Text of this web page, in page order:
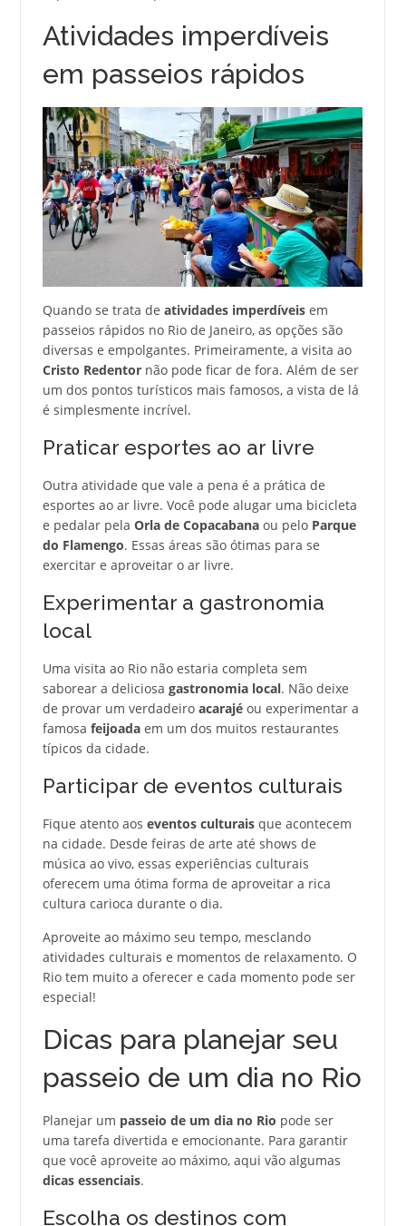
Atividades imperdíveis
em passeios rápidos
Quando se trata de atividades imperdíveisem
passeios rápidos no Rio de Janeiro, as opções são
diversas e empolgantes. Primeiramente, a visita ao
Cristo Redentornão pode ficar de fora. Além de ser
um dos pontos turísticos mais famosos, a vista de lá
é simplesmente incrível.
Praticar esportes ao ar livre
Outra atividade que vale a pena é a prática de
esportes ao ar livre. Você pode alugar uma bicicleta
e pedalar pela Orla de Copacabanaou pelo Parque
do Flamengo. Essas áreas são ótimas para se
exercitar e aproveitar o ar livre.
Experimentar a gastronomia
local
Uma visita ao Rio não estaria completa sem
saborear a deliciosa gastronomia local. Não deixe
de provar um verdadeiro acarajéou experimentar a
famosa feijoadaem um dos muitos restaurantes
típicos da cidade.
Participar de eventos culturais
Fique atento aos eventos culturaisque acontecem
na cidade. Desde feiras de arte até shows de
música ao vivo, essas experiências culturais
oferecem uma ótima forma de aproveitar a rica
cultura carioca durante o dia.
Aproveite ao máximo seu tempo, mesclando
atividades culturais e momentos de relaxamento. O
Rio tem muito a oferecer e cada momento pode ser
especial!
Dicas para planejar seu
passeio de um dia no Rio
Planejar um passeio de um dia no Rio pode ser
uma tarefa divertida e emocionante. Para garantir
que você aproveite ao máximo, aqui vão algumas
dicas essenciais.
Escolha os destinos com